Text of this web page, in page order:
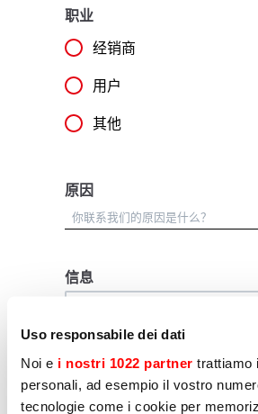
Uso responsabile dei dati
Noi e i nostri 1022 partner trattiamo
personali, ad esempio il vostro
tecnologie come i cookie per
职业
经销商
用户
其他
原因
信息